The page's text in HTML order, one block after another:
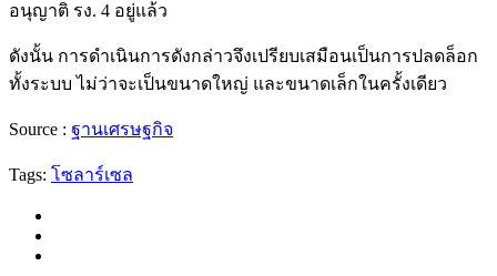
อนุญาติ รง. 4 อยู่แล้ว
ดังนั้น การดำเนินการดังกล่าวจึงเปรียบเสมือนเป็นการปลดล็อก
ทั้งระบบ ไม่ว่าจะเป็นขนาดใหญ่ และขนาดเล็กในครั้งเดียว
Source : ฐานเศรษฐกิจ
Tags: โซลาร์เซล